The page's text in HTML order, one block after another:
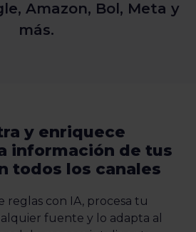
Amazon, Bol, Meta y
más.
y enriquece
información de tus
todos los canales
reglas con IA, procesa tu
fuente y lo adapta al